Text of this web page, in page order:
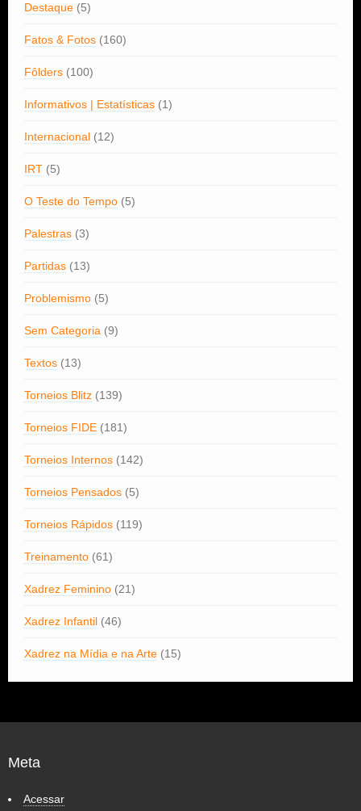
Destaque (5)
Fatos & Fotos (160)
Fôlders (100)
Informativos | Estatísticas (1)
Internacional (12)
IRT (5)
O Teste do Tempo (5)
Palestras (3)
Partidas (13)
Problemismo (5)
Sem Categoria (9)
Textos (13)
Torneios Blitz (139)
Torneios FIDE (181)
Torneios Internos (142)
Torneios Pensados (5)
Torneios Rápidos (119)
Treinamento (61)
Xadrez Feminino (21)
Xadrez Infantil (46)
Xadrez na Mídia e na Arte (15)
Meta
Acessar